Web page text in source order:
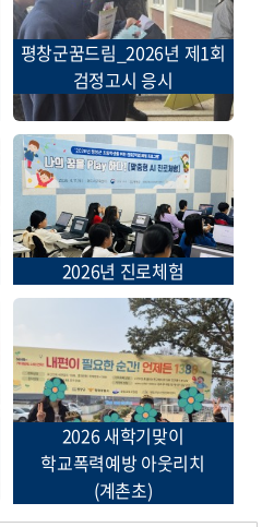
평창군꿈드림_2026년 제1회
검정고시 응시
2026년 진로체험
2026 새학기맞이
학교폭력예방 아웃리치
(계촌초)